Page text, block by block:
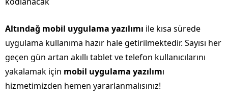
Altındağ mobil uygulama yazılımı ile kısa sürede
uygulama kullanıma hazır hale getirilmektedir. Sayısı her
geçen gün artan akıllı tablet ve telefon kullanıcılarını
yakalamak için mobil uygulama yazılımı
hizmetimizden hemen yararlanmalısınız!